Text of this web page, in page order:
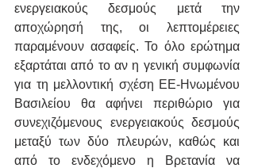
ενεργειακούς δεσμούς μετά την
αποχώρησή της, οι λεπτομέρειες
παραμένουν ασαφείς. Το όλο ερώτημα
εξαρτάται από το αν η γενική συμφωνία
για τη μελλοντική σχέση ΕΕ-Ηνωμένου
Βασιλείου θα αφήνει περιθώριο για
συνεχιζόμενους ενεργειακούς δεσμούς
μεταξύ των δύο πλευρών, καθώς και
από το ενδεχόμενο η Βρετανία να